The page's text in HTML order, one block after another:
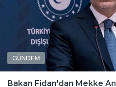
GÜNDEM
Bakan Fidan'dan Mekke